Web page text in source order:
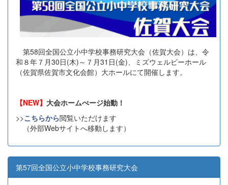
第58回全国公立小中学校事務研究大会（佐賀大会）は、令
和８年７月30日(木)～７月31日(金)、ミズウェルビーホール
（佐賀県佐賀市文化会館）大ホールにて開催します。
【NEW】 大会ホームぺージ始動！
>>こちらから閲覧いただけます
（外部Webサイトへ移動します）
第57回全国公立小中学校事務研究大会